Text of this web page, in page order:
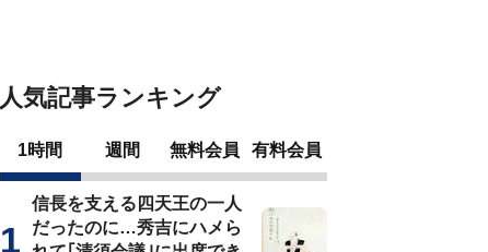
人気記事ランキング
1時間 週間 無料会員 有料会員
信長を支える四天王の一人
だったのに…秀吉にハメら